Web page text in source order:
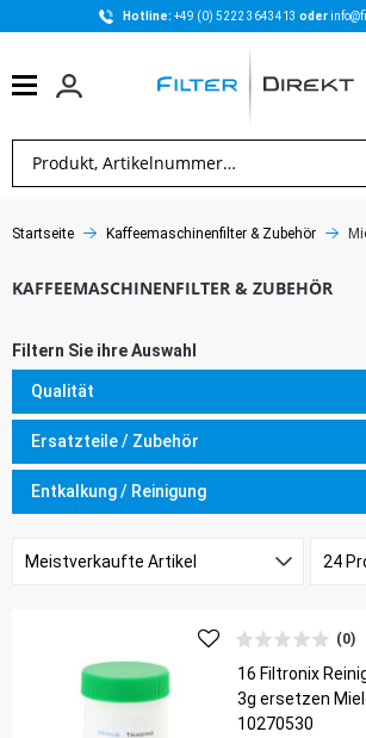
Hotline: +49 (0) 5222 3643413 oder
Startseite Kaffeemaschinenfilter & Zubehör
Qualität
Ersatzteile / Zubehör
Entkalkung / Reinigung
(0)
16 Filtronix
3g ersetzen
10270530